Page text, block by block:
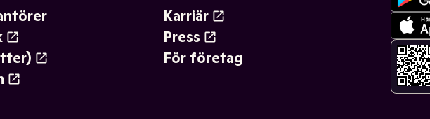
Karriär
Press
För företag